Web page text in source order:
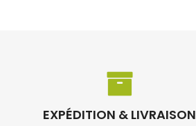
EXPÉDITION & LIVRAISON